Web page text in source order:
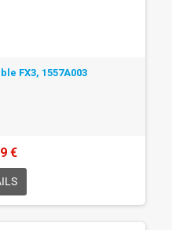
FX3, 1557A003
€